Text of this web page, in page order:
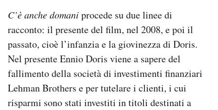
C’è anche domaniprocede su due linee di
racconto: il presente del film, nel 2008, e poi il
passato, cioè l’infanzia e la giovinezza di Doris.
Nel presente Ennio Doris viene a sapere del
fallimento della società di investimenti finanziari
Lehman Brothers e per tutelare i clienti, i cui
risparmi sono stati investiti in titoli destinati a